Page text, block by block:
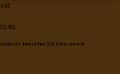
beachten Sie bitte unsere